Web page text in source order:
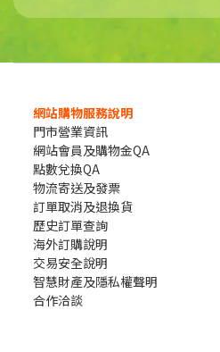
網站購物服務說明
門市營業資訊
網站會員及購物金QA
點數兌換QA
物流寄送及發票
訂單取消及退換貨
歷史訂單查詢
海外訂購說明
交易安全說明
智慧財產及隱私權聲明
合作洽談